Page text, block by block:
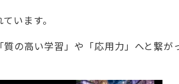
います。
質の高い学習」や「応用力」へと繋が